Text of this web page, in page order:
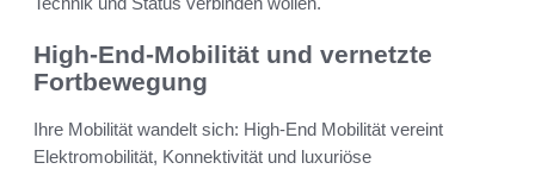
High-End-Mobilität und vernetzte
Fortbewegung
Ihre Mobilität wandelt sich: High-End Mobilität vereint
Elektromobilität, Konnektivität und luxuriöse